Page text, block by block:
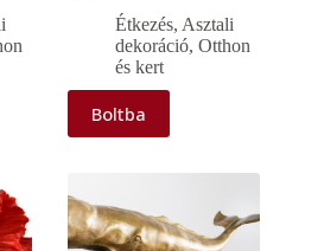
Étkezés, Asztali
dekoráció,Otthon
és kert
Boltba